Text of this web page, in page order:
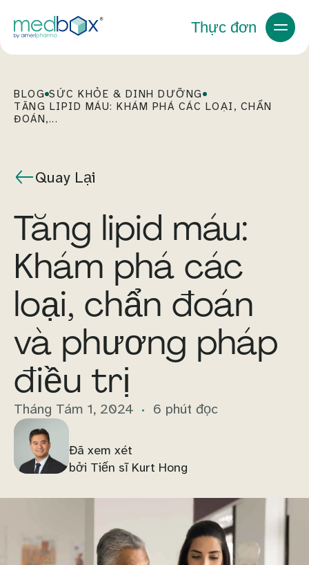
Thực đơn
BLOG SỨC KHỎE & DINH DƯỠNG
TĂNG LIPID MÁU: KHÁM PHÁ CÁC LOẠI, CHẨN
ĐOÁN,...
Quay Lại
Tăng lipid máu:
Khám phá các
loại, chẩn đoán
và phương pháp
điều trị
Tháng Tám 1, 2024 6 phút đọc
Đã xem xét
bởi Tiến sĩ Kurt Hong